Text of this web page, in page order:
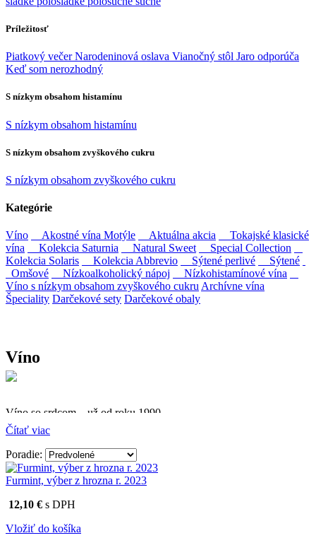
Príležitosť
Piatkový večerNarodeninová oslava Vianočný stôl Jaro odporúča
Keď som nerozhodný
S nízkym obsahom histamínu
S nízkym obsahom histamínu
S nízkym obsahom zvyškového cukru
S nízkym obsahom zvyškového cukru
Kategórie
Víno Akostné vína Motýle Aktuálna akcia
Tokajské klasické
vína
Kolekcia Saturnia Natural Sweet
Special Collection
Kolekcia Solaris
Kolekcia Abbrevio Sýtené perlivé
Sýtené
Omšové
Nízkoalkoholický nápoj
Nízkohistamínové vína
Víno s nízkym obsahom zvyškového cukru Archívne vína
Špeciality Darčekové sety Darčekové obaly
Víno
Víno so srdcom – už od roku 1990
Firma Ostrožovič je najstaršou privátnou firmou na
slovenskom Tokaji.
Vyrábame kvalitné odrodové a výberové vína. Ako prví sme
priniesli na slovenský trh sólo spracované vína z tokajských odrôd
Furmint, Lipovina a Muškát žltý reduktívnou technológiou. Hrozno
spracúvame najmodernejšími technológiami, vrátane riadenej
fermentácie.
Čítať viac
Poradie:
Furmint, výber z hrozna r. 2023
12,10 € s DPH
Vložiť do košíka